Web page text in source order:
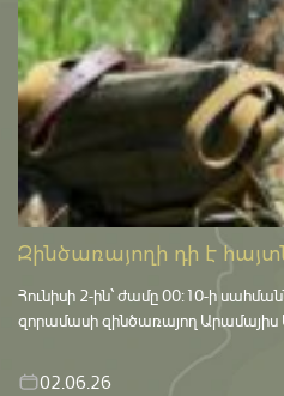
Զինծառայողի դի է
Հունիսի 2-ին՝ ժամը 00:10-ի
զորամասի զինծառայող Արամայիս
02.06.26